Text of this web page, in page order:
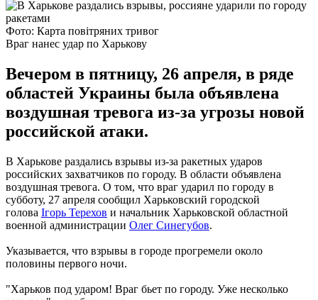
Фото: Карта повітряних тривог
Враг нанес удар по Харькову
Вечером в пятницу, 26 апреля, в ряде
областей Украины была объявлена
воздушная тревога из-за угрозы новой
российской атаки.
В Харькове раздались взрывы из-за ракетных ударов
российских захватчиков по городу. В области объявлена
воздушная тревога. О том, что враг ударил по городу в
субботу, 27 апреля сообщил Харьковский городской
голова Ігорь Терехов и начальник Харьковской областной
военной администрации Олег Синегубов.
Указывается, что взрывы в городе прогремели около
половины первого ночи.
"Харьков под ударом! Враг бьет по городу. Уже несколько